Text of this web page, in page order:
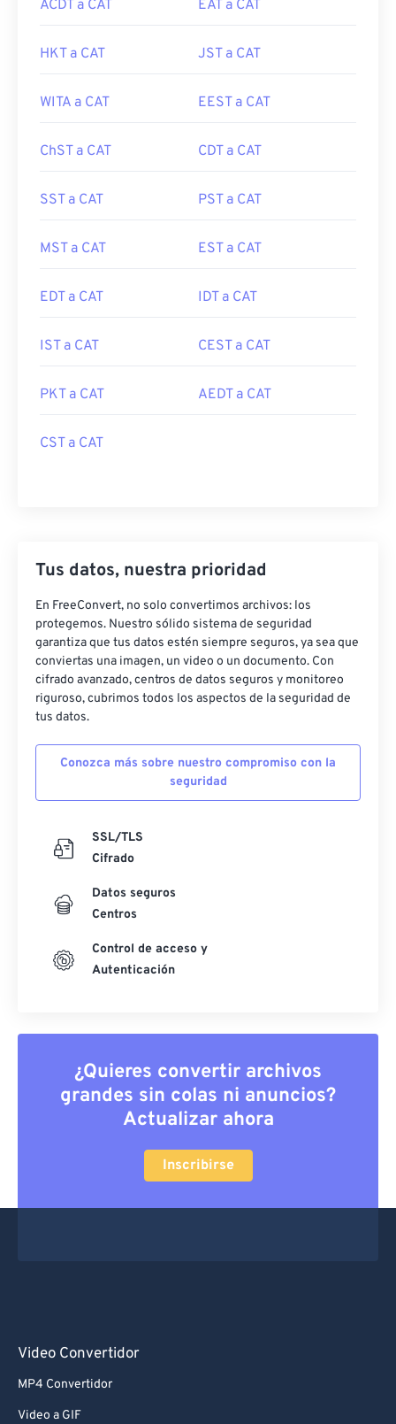
ACDT a CAT EAT a CAT
HKT a CAT JST a CAT
WITA a CAT EEST a CAT
ChST a CAT CDT a CAT
SST a CAT PST a CAT
MST a CAT EST a CAT
EDT a CAT IDT a CAT
IST a CAT CEST a CAT
PKT a CAT AEDT a CAT
CST a CAT
Tus datos, nuestra prioridad
En FreeConvert, no solo convertimos archivos: los
protegemos. Nuestro sólido sistema de seguridad
garantiza que tus datos estén siempre seguros, ya sea que
conviertas una imagen, un video o un documento. Con
cifrado avanzado, centros de datos seguros y monitoreo
riguroso, cubrimos todos los aspectos de la seguridad de
tus datos.
Conozca más sobre nuestro compromiso con la
seguridad
SSL/TLS
Cifrado
Datos seguros
Centros
Control de acceso y
Autenticación
¿Quieres convertir archivos
grandes sin colas ni anuncios?
Actualizar ahora
Inscribirse
Video Convertidor
MP4 Convertidor
Video a GIF